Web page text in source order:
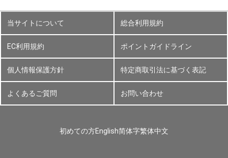
当サイトについて 総合利用規約
EC利用規約 ポイントガイドライン
個人情報保護方針 特定商取引法に基づく表記
よくあるご質問 お問い合わせ
初めての方English简体字繁体中文